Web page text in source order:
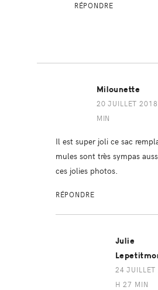
RÉPONDRE
Milounette
20 JUILLET
MIN
Il est super joli ce sac
mules sont très sympas
ces jolies photos.
RÉPONDRE
Julie
24
H 27 MIN